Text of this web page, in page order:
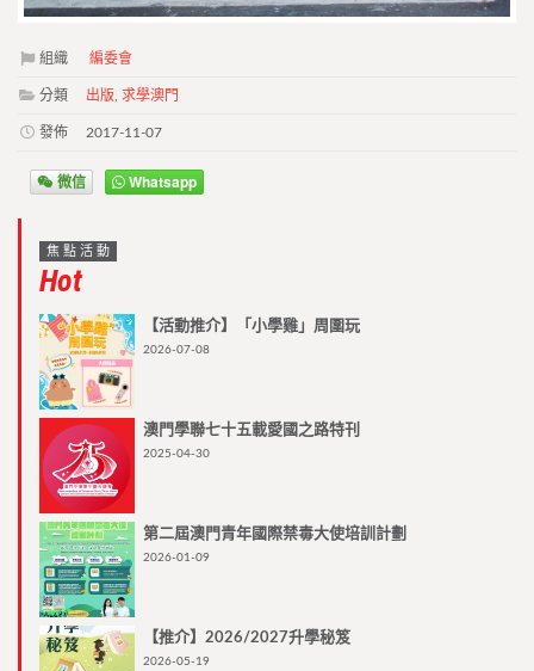
組織 編委會
分類 出版 求學澳門
發佈 2017-11-07
微信 Whatsapp
焦點活動
Hot
【活動推介】「小學雞」周圍玩
2026-07-08
澳門學聯七十五載愛國之路特刊
2025-04-30
第二屆澳門青年國際禁毒大使培訓計劃
2026-01-09
【推介】2026/2027升學秘笈
2026-05-19